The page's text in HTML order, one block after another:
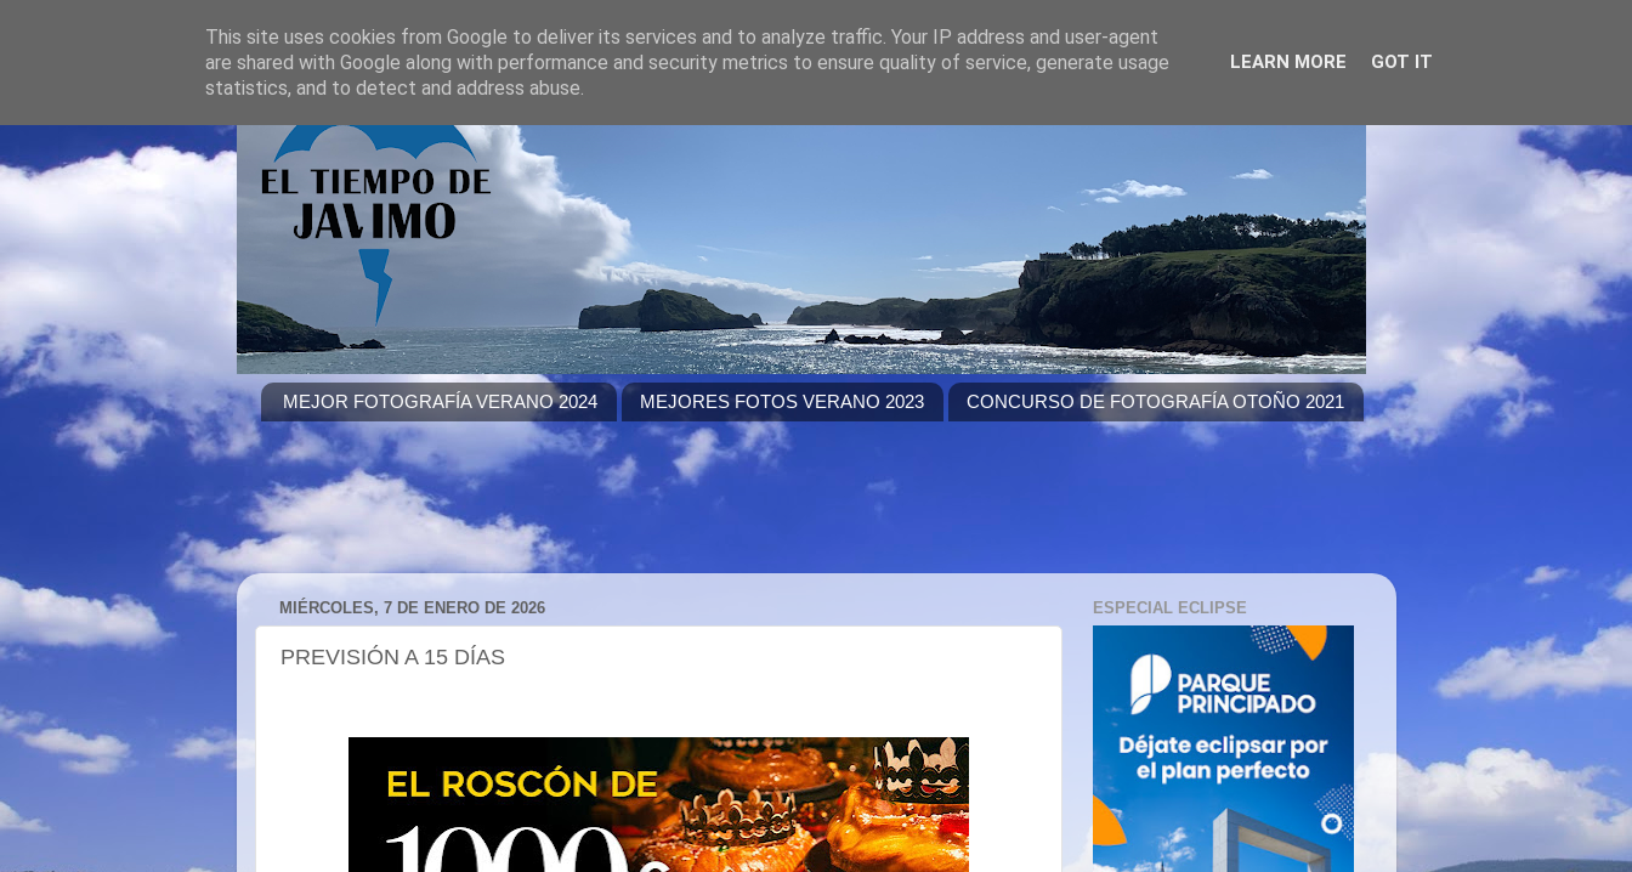
MEJOR FOTOGRAFÍA VERANO 2024 MEJORES FOTOS VERANO 2023 CONCURSO DE FOTOGRAFÍA OTOÑO 2021
MIÉRCOLES, 7 DE ENERO DE 2026
PREVISIÓN A 15 DÍAS
ESPECIAL ECLIPSE
This site uses cookies from Google to deliver its services and to analyze traffic. Your IP address and user-agent
are shared with Google along with performance and security metrics to ensure quality of service, generate usage
statistics, and to detect and address abuse.
LEARN MORE GOT IT